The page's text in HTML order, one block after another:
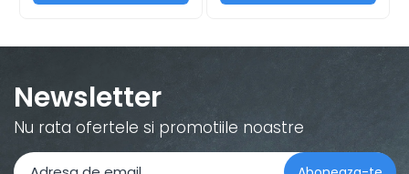
Newsletter
Nu rata ofertele si promotiile noastre